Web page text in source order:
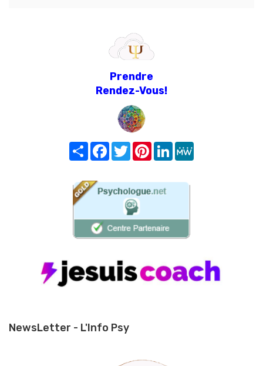
Prendre
Rendez-Vous!
Share FacebookTwitterPinterest
LinkedIn
NewsLetter - L'Info Psy